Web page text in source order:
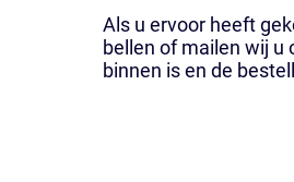
Als u ervoor heeft
bellen of mailen wij u
binnen is en de